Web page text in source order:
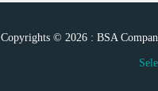
Copyrights © 2026 : BSA